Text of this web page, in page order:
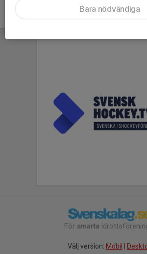
För smarta
Välj version: Mobil
Bara nödvändiga